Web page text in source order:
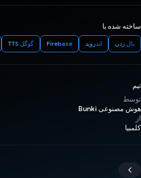
ساخته شده با
بال زدن اندروید Firebase گوگل TTS
تیم
توسط
هوش مصنوعی Bunki
از
کلمبیا